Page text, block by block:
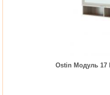
Ostin Модуль 17